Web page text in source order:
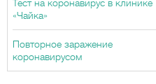
Тест на коронавирус в клинике
«Чайка»
Повторное заражение
коронавирусом